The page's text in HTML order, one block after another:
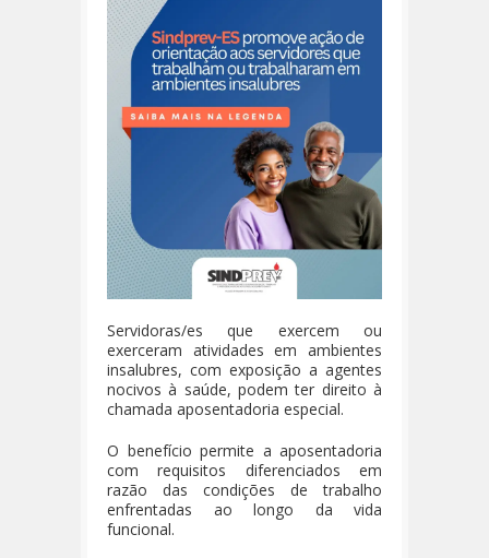
Servidoras/es que exercem ou
exerceram atividades em ambientes
insalubres, com exposição a agentes
nocivos à saúde, podem ter direito à
chamada aposentadoria especial.
O benefício permite a aposentadoria
com requisitos diferenciados em
razão das condições de trabalho
enfrentadas ao longo da vida
funcional.